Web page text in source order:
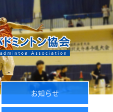
お知らせ